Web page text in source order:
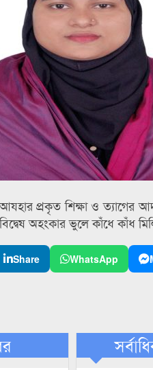
প্রকৃত শিক্ষা ও ত্যাগের
অহংকার ভুলে কাঁধে কাঁধ
Share WhatsApp